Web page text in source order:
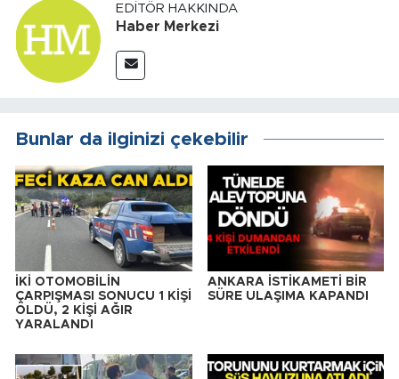
EDITÖR HAKKINDA
Haber Merkezi
Bunlar da ilginizi çekebilir
İKİ OTOMOBİLİN
ÇARPIŞMASI SONUCU 1 KİŞİ
ÖLDÜ, 2 KİŞİ AĞIR
YARALANDI
ANKARA İSTİKAMETİ BİR
SÜRE ULAŞIMA KAPANDI